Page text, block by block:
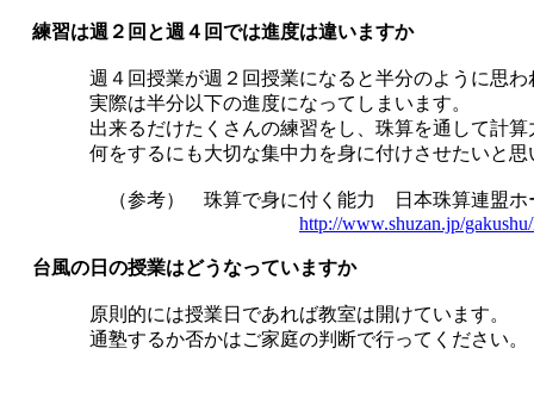
練習は週２回と週４回では進度は違いますか
週４回授業が週２回授業になると半分のように思わ
実際は半分以下の進度になってしまいます。
出来るだけたくさんの練習をし、珠算を通して計算
何をするにも大切な集中力を身に付けさせたいと思
（参考） 珠算で身に付く能力 日本珠算連
http://www.shuzan.jp/
台風の日の授業はどうなっていますか
原則的には授業日であれば教室は開けています。
通塾するか否かはご家庭の判断で行ってください。